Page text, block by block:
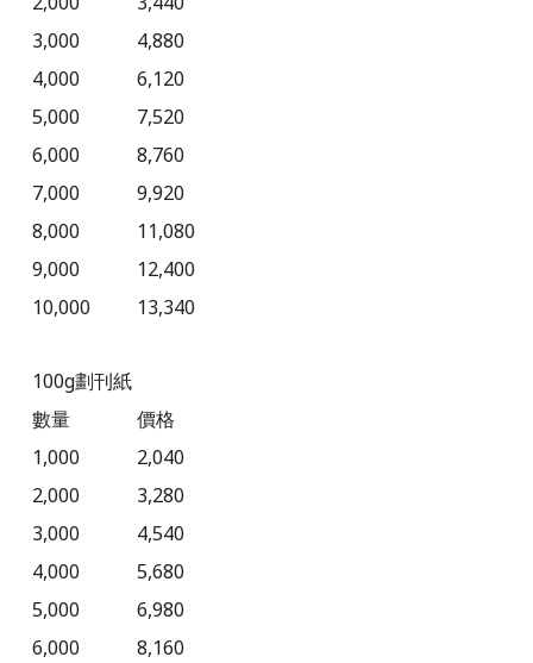
3,000
4,880
4,000
6,120
5,000
7,520
6,000
8,760
7,000
9,920
8,000
11,080
9,000
12,400
10,000
13,340
100g劃刊紙
數量
價格
1,000
2,040
2,000
3,280
3,000
4,540
4,000
5,680
5,000
6,980
6,000
8,160